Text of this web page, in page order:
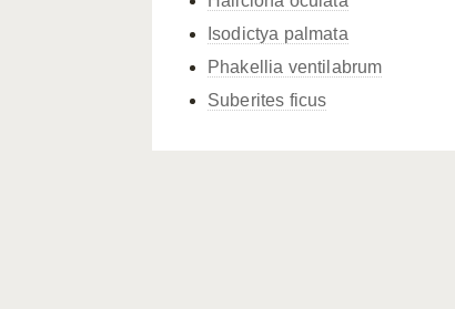
Isodictya palmata
Phakellia ventilabrum
Suberites ficus